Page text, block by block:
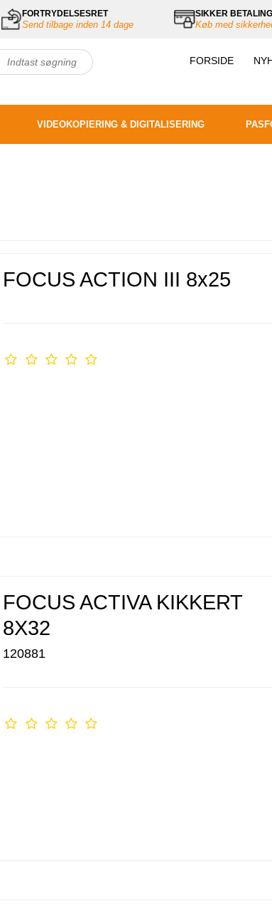
FORTRYDELSESRET
Send tilbage inden 14 dage
SIKKER BETALING
Køb med
FORSIDE
VIDEOKOPIERING & DIGITALISERING
FOCUS ACTION III 8x25
FOCUS ACTIVA KIKKERT
8X32
120881